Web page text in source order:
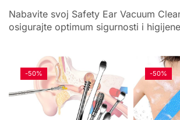
Nabavite svoj Safety Ear Vacuum
osigurajte optimum sigurnosti i
-50% -50%